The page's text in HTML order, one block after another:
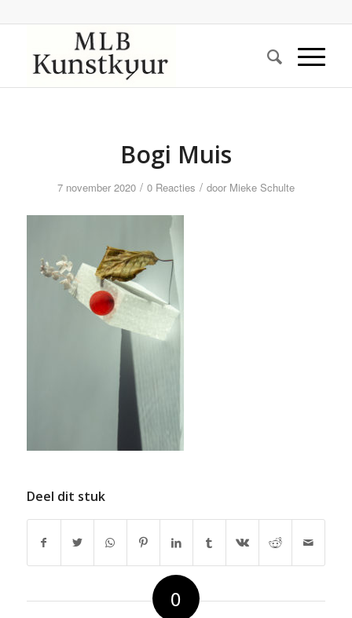
Bogi Muis
7 november 2020 / 0 Reacties / door Mieke Schulte
Deel dit stuk
0